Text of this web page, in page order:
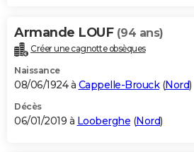
Armande LOUF (94 ans)
Créer une cagnotte obsèques
Naissance
08/06/1924 à Cappelle-Brouck(Nord)
Décès
06/01/2019 à Looberghe (Nord)